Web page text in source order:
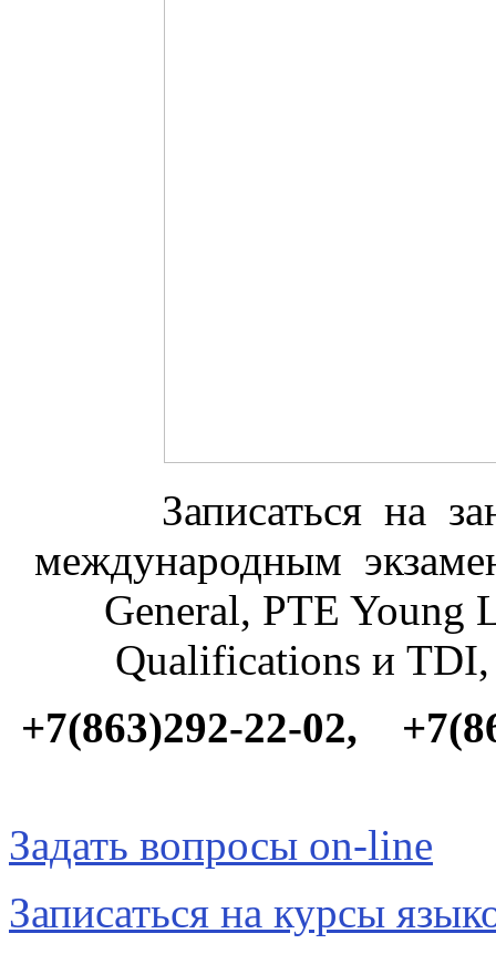
Записаться на
международным
General, PTE Young
Qualifications и
+7(863)292-22-02,
Задать вопросы on-line
Записаться на курсы